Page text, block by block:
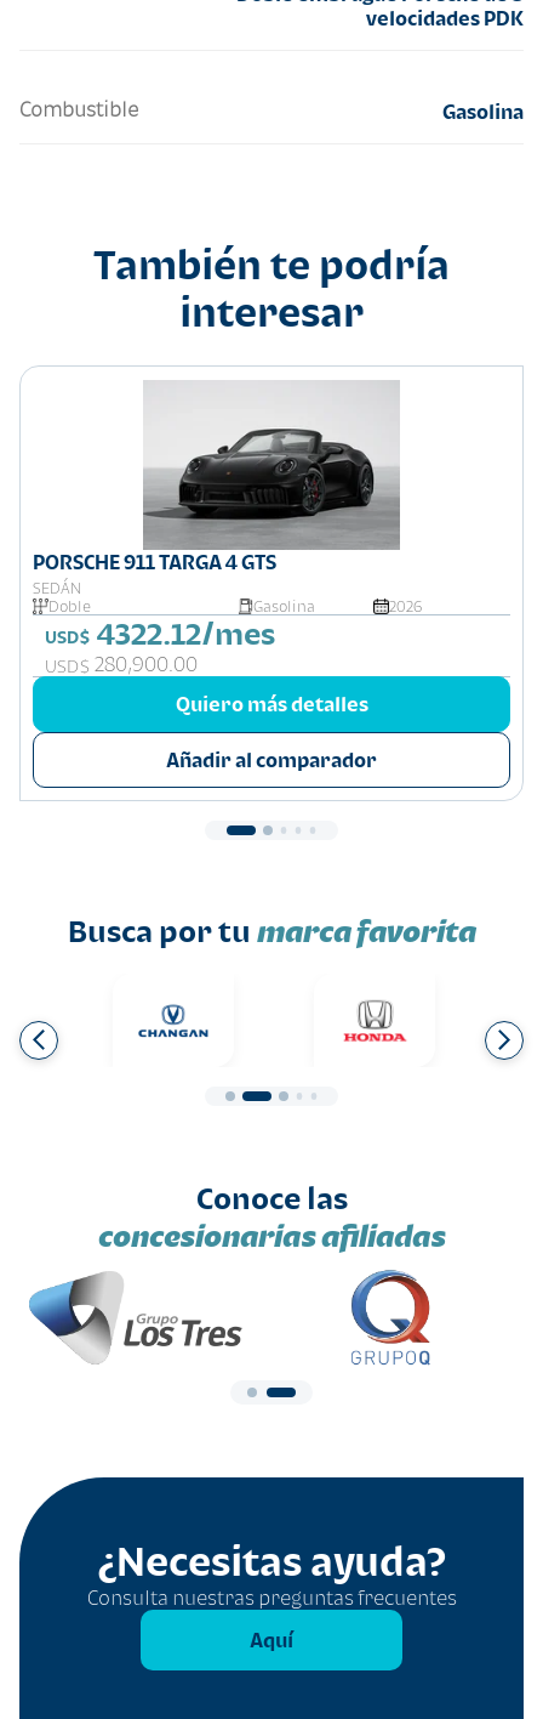
velocidades PDK
Combustible Gasolina
También te podría
interesar
PORSCHE 911 TARGA 4 GTS
SEDÁN
Doble
Gasolina 2026
USD$ 4322.12/mes
USD$ 280,900.00
Quiero más detalles
Añadir al comparador
Busca por tu marca favorita
Conoce las
concesionarias afiliadas
¿Necesitas ayuda?
Consulta nuestras preguntas frecuentes
Aquí